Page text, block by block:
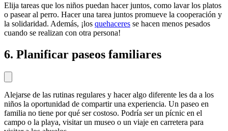
Elija tareas que los niños puedan hacer juntos, como lavar los platos
o pasear al perro. Hacer una tarea juntos promueve la cooperación y
la solidaridad. Además, ¡los quehaceres se hacen menos pesados
cuando se realizan con otra persona!
6. Planificar paseos familiares
Alejarse de las rutinas regulares y hacer algo diferente les da a los
niños la oportunidad de compartir una experiencia. Un paseo en
familia no tiene por qué ser costoso. Podría ser un pícnic en el
campo o la playa, visitar un museo o un viaje en carretera para